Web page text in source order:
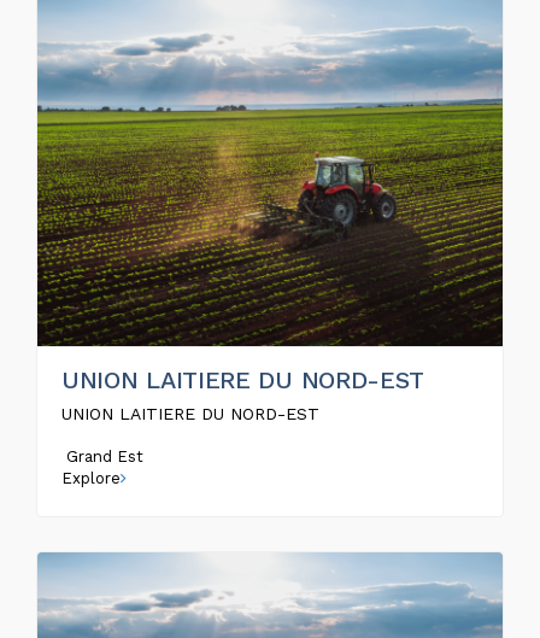
UNION LAITIERE DU NORD-EST
UNION LAITIERE DU NORD-EST
Grand Est
Explore